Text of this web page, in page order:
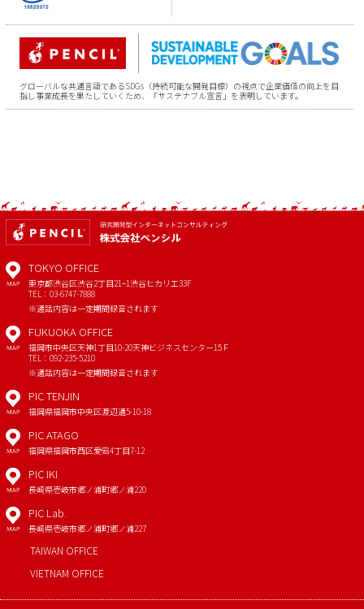
グローバルな共通言語であるSDGs（持続可能な開発目標）の視点で企業価値の向上を目
指し事業成長を果たしていくため、「サステナブル宣言」を表明しています。
MAP
TOKYO OFFICE
東京都渋谷区渋谷2丁目21−1渋谷ヒカリエ33F
TEL：03-6747-7888
※通話内容は一定期間録音されます
MAP
FUKUOKA OFFICE
福岡市中央区天神1丁目10-20天神ビジネスセンター15Ｆ
TEL：092-235-5210
※通話内容は一定期間録音されます
MAP
PIC TENJIN
福岡県福岡市中央区渡辺通5-10-18
MAP
PIC ATAGO
福岡県福岡市西区愛宕4丁目7-12
MAP
PIC IKI
長崎県壱岐市郷ノ浦町郷ノ浦220
MAP
PIC Lab.
長崎県壱岐市郷ノ浦町郷ノ浦227
TAIWAN OFFICE
VIETNAM OFFICE